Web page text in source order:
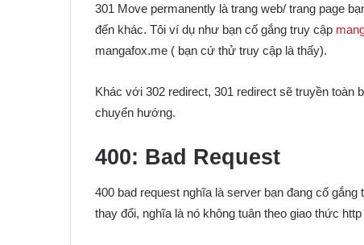
301 Move permanently là trang web/ trang page
đến khác. Tôi ví dụ như bạn cố gắng truy cập
mangafox.me ( bạn cứ thử truy cập là thấy).
Khác với 302 redirect, 301 redirect sẽ truyền
chuyển hướng.
400: Bad Request
400 bad request nghĩa là server bạn đang cố
thay đổi, nghĩa là nó không tuân theo giao thức http